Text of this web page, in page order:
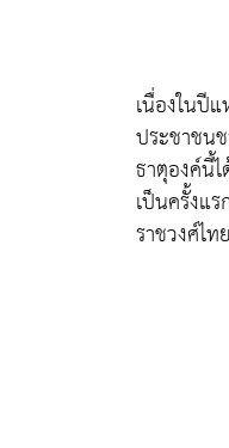
เนื่องในปี
ประชาชน
ธาตุองค์นี้
เป็นครั้งแ
ราชวงศ์ไ